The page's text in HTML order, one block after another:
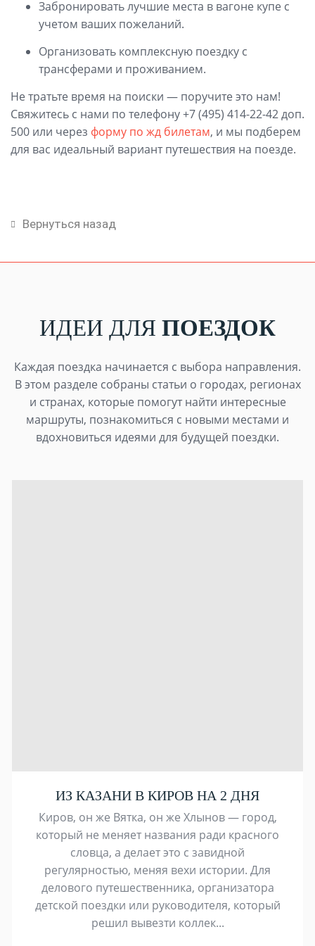
Забронировать лучшие места в вагоне купе с
учетом ваших пожеланий.
Организовать комплексную поездку с
трансферами и проживанием.
Не тратьте время на поиски — поручите это нам!
Свяжитесь с нами по телефону +7 (495) 414-22-42 доп.
500 или через форму по жд билетам, и мы подберем
для вас идеальный вариант путешествия на поезде.
Вернуться назад
ИДЕИ ДЛЯ ПОЕЗДОК
Каждая поездка начинается с выбора направления.
В этом разделе собраны статьи о городах, регионах
и странах, которые помогут найти интересные
маршруты, познакомиться с новыми местами и
вдохновиться идеями для будущей поездки.
ИЗ КАЗАНИ В КИРОВ НА 2 ДНЯ
Киров, он же Вятка, он же Хлынов — город,
который не меняет названия ради красного
словца, а делает это с завидной
регулярностью, меняя вехи истории. Для
делового путешественника, организатора
детской поездки или руководителя, который
решил вывезти коллек...